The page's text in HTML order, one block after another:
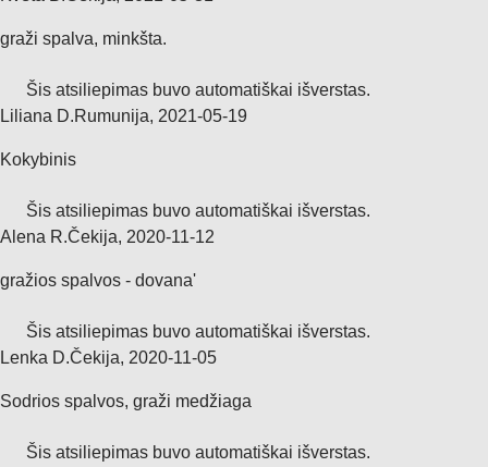
graži spalva, minkšta.
Šis atsiliepimas buvo automatiškai išverstas.
Liliana D.Rumunija, 2021‑05‑19
Kokybinis
Šis atsiliepimas buvo automatiškai išverstas.
Alena R.Čekija, 2020‑11‑12
gražios spalvos - dovana'
Šis atsiliepimas buvo automatiškai išverstas.
Lenka D.Čekija, 2020‑11‑05
Sodrios spalvos, graži medžiaga
Šis atsiliepimas buvo automatiškai išverstas.